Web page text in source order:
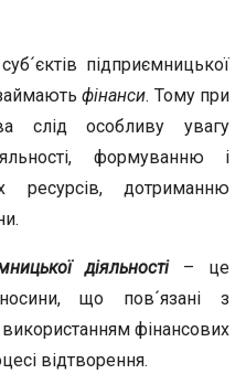
підприємницької
фінанси. Тому при
слід особливу увагу
формуванню і
ресурсів, дотриманню
діяльності– це
що пов´язані з
фінансових
відтворення.